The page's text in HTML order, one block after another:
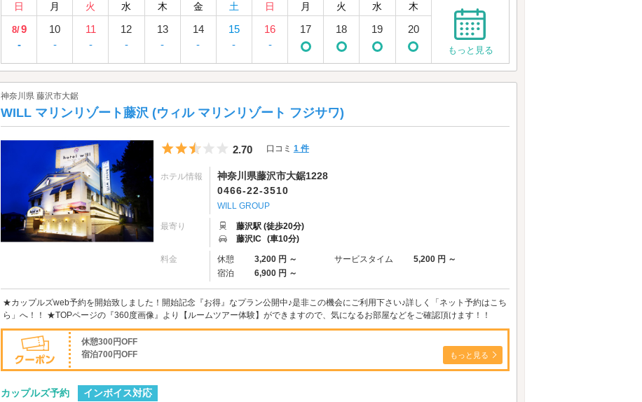
日
月 火 水 木 金 土 日 月 火 水 木
8/9
-
10
-
11
-
12
-
13
-
14
-
15
-
16
-
17 18 19 20
もっと見る
神奈川県 藤沢市大鋸
WILL マリンリゾート藤沢 (ウィル マリンリゾート フジサワ)
5つ星のうち2.5
2.70 口コミ 1 件
ホテル情報
神奈川県藤沢市大鋸1228
0466-22-3510
WILL GROUP
最寄り
藤沢駅 (徒歩20分)
藤沢IC (車10分)
料金 休憩 3,200 円 ～ サービスタイム
5,200 円 ～
宿泊
6,900 円 ～
★カップルズweb予約を開始致しました！開始記念『お得』なプラン公開中♪是非この機会にご利用下さい♪詳しく「ネット予約はこち
ら」へ！！ ★TOPページの『360度画像』より【ルームツアー体験】ができますので、気になるお部屋などをご確認頂けます！！
休憩300円OFF
宿泊700円OFF
もっと見る
カップルズ予約
インボイス対応